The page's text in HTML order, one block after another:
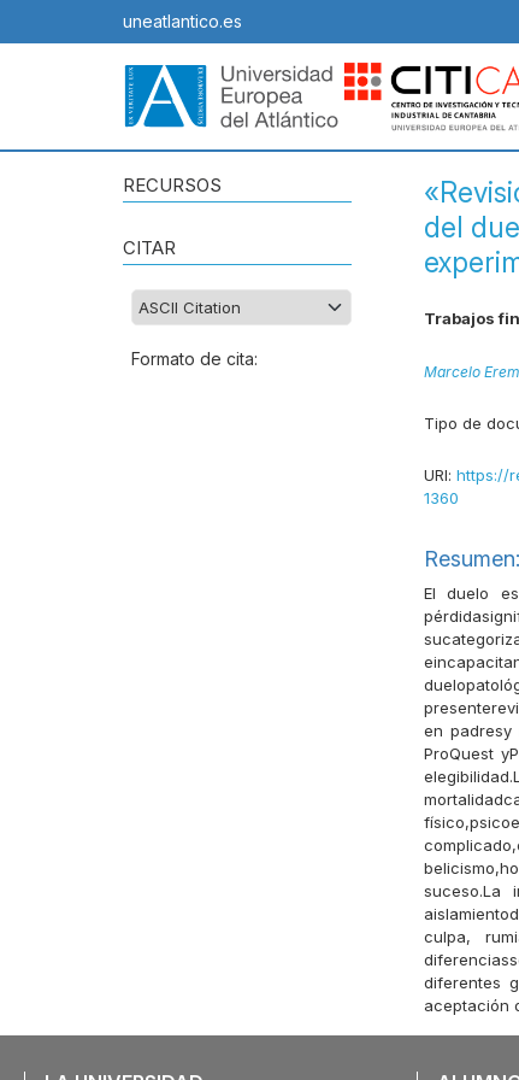
uneatlantico.es
RECURSOS
CITAR
Formato de cita:
del
Trabajos
Marcelo
Tipo de
URI: https://
1360
Resumen:
El duelo
en padresy
ProQuest
culpa,
diferentes
aceptación